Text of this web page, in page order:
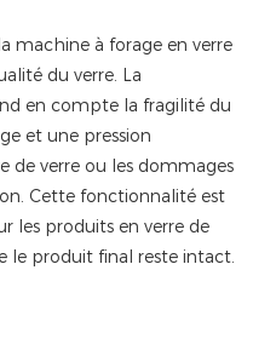
machine à forage en verre
du verre. La
en compte la fragilité du
et une pression
de verre ou les dommages
Cette fonctionnalité est
les produits en verre de
le produit final reste intact.